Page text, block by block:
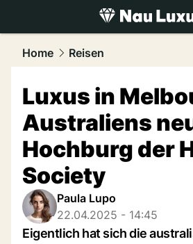
luxury.NAU.ch
Home Reisen
Luxus in
Australiens
Hochburg der
Society
Paula Lupo
22.04.2025 - 14:45
Eigentlich hat sich die